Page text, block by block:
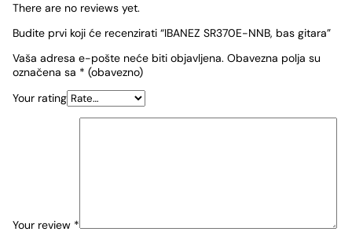
There are no reviews yet.
Budite prvi koji će recenzirati “IBANEZ SR370E-NNB, bas gitara”
Vaša adresa e-pošte neće biti objavljena. Obavezna polja su
označena sa * (obavezno)
Your rating
Your review *